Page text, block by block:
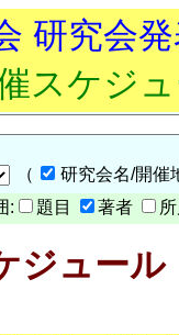
研究会
スケジ
（
研究会名/開催
: 題目 著者
ジュール